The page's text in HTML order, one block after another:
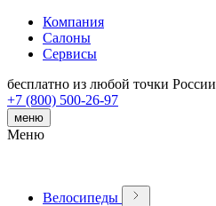
Компания
Салоны
Сервисы
бесплатно из любой точки России
+7 (800) 500-26-97
меню
Меню
Велосипеды